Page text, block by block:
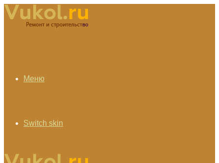
Меню
Switch skin